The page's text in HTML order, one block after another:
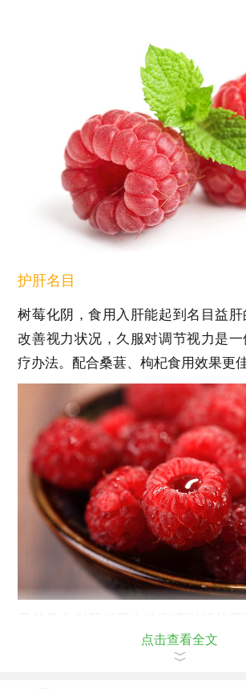
护肝名目
树莓化阴，食用入肝能起到名目益
改善视力状况，久服对调节视力是
疗办法。配合桑葚、枸杞食用效果更佳
点击查看全文